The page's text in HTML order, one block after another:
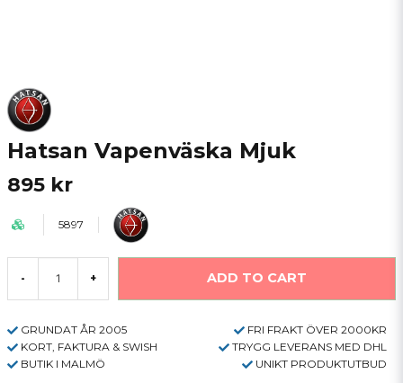
Hatsan Vapenväska Mjuk
895 kr
5897
- + ADD TO CART
GRUNDAT ÅR 2005
FRI FRAKT ÖVER 2000KR
KORT, FAKTURA & SWISH
TRYGG LEVERANS MED DHL
BUTIK I MALMÖ
UNIKT PRODUKTUTBUD